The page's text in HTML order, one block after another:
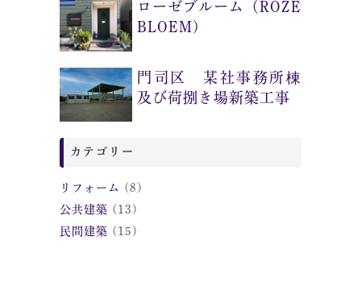
ローゼブルーム（ROZE
BLOEM)
門司区 某社事務所棟
及び荷捌き場新築工事
カテゴリー
リフォーム
(8)
公共建築 (13)
民間建築 (15)